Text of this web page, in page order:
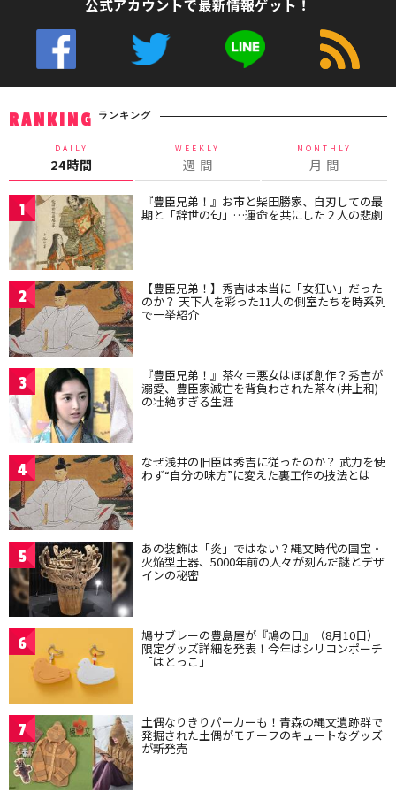
公式アカウントで最新情報ゲット！
RANKING ランキング
DAILY
24時間
WEEKLY
週 間
MONTHLY
月 間
1 『豊臣兄弟！』お市と柴田勝家、自刃しての最
期と「辞世の句」…運命を共にした２人の悲劇
2 【豊臣兄弟！】秀吉は本当に「女狂い」だった
のか？ 天下人を彩った11人の側室たちを時系列
で一挙紹介
3 『豊臣兄弟！』茶々＝悪女はほぼ創作？秀吉が
溺愛、豊臣家滅亡を背負わされた茶々(井上和)
の壮絶すぎる生涯
4 なぜ浅井の旧臣は秀吉に従ったのか？ 武力を使
わず“自分の味方”に変えた裏工作の技法とは
5 あの装飾は「炎」ではない？縄文時代の国宝・
火焔型土器、5000年前の人々が刻んだ謎とデザ
インの秘密
6 鳩サブレーの豊島屋が『鳩の日』（8月10日）
限定グッズ詳細を発表！今年はシリコンポーチ
「はとっこ」
7 土偶なりきりパーカーも！青森の縄文遺跡群で
発掘された土偶がモチーフのキュートなグッズ
が新発売